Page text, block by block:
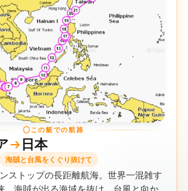
この艇での航路
日本
海賊と台風をくぐり抜けて
ストップの長距離航海。世界一混雑す